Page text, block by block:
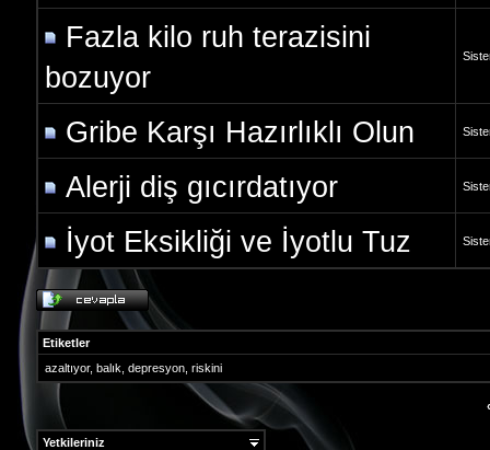
Fazla kilo ruh terazisini
bozuyor
Gribe Karşı Hazırlıklı Olun
Alerji diş gıcırdatıyor
İyot Eksikliği ve İyotlu Tuz
Etiketler
azaltıyor, balık depresyon riskini
Yetkileriniz